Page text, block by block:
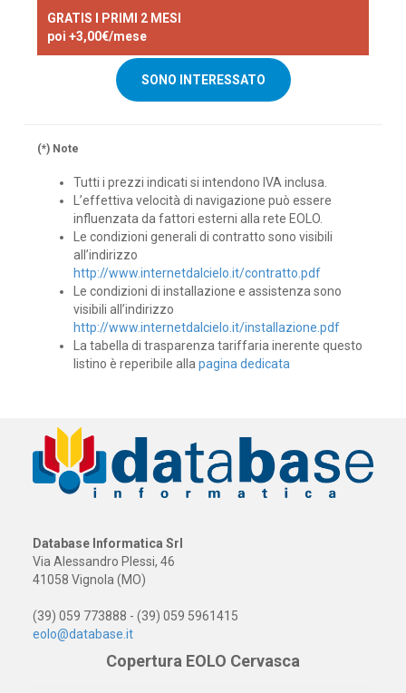
GRATIS I PRIMI 2 MESI
poi +3,00€/mese
SONO INTERESSATO
(*) Note
Tutti i prezzi indicati si intendono IVA inclusa.
L’effettiva velocità di navigazione può essere
influenzata da fattori esterni alla rete EOLO.
Le condizioni generali di contratto sono visibili
all’indirizzo
http://www.internetdalcielo.it/contratto.pdf
Le condizioni di installazione e assistenza sono
visibili all’indirizzo
http://www.internetdalcielo.it/installazione.pdf
La tabella di trasparenza tariffaria inerente questo
listino è reperibile allapagina dedicata
Database Informatica Srl
Via Alessandro Plessi, 46
41058 Vignola (MO)
(39) 059 773888 - (39) 059 5961415
eolo@database.it
Copertura EOLO Cervasca